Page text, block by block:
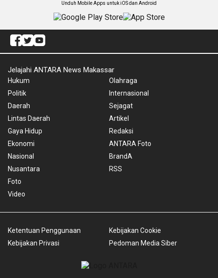
Unduh Mobile Apps untuk iOS dan Android
Jelajahi ANTARA News Makassar
Hukum
Politik
Daerah
Lintas Daerah
Gaya Hidup
Ekonomi
Nasional
Nusantara
Foto
Video
Olahraga
Internasional
Sejagat
Artikel
Redaksi
ANTARA Foto
BrandA
RSS
Ketentuan Penggunaan
Kebijakan Privasi
Kebijakan Cookie
Pedoman Media Siber